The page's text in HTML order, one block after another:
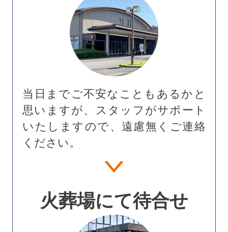
当日までご不安なこともあるかと
思いますが、スタッフがサポート
いたしますので、遠慮無くご連絡
ください。
火葬場にて待合せ